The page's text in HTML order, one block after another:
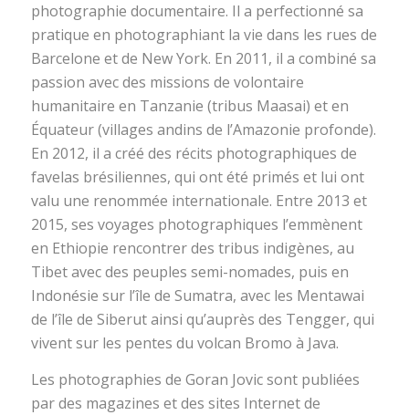
photographie documentaire. Il a perfectionné sa
pratique en photographiant la vie dans les rues de
Barcelone et de New York. En 2011, il a combiné sa
passion avec des missions de volontaire
humanitaire en Tanzanie (tribus Maasai) et en
Équateur (villages andins de l’Amazonie profonde).
En 2012, il a créé des récits photographiques de
favelas brésiliennes, qui ont été primés et lui ont
valu une renommée internationale. Entre 2013 et
2015, ses voyages photographiques l’emmènent
en Ethiopie rencontrer des tribus indigènes, au
Tibet avec des peuples semi-nomades, puis en
Indonésie sur l’île de Sumatra, avec les Mentawai
de l’île de Siberut ainsi qu’auprès des Tengger, qui
vivent sur les pentes du volcan Bromo à Java.
Les photographies de Goran Jovic sont publiées
par des magazines et des sites Internet de